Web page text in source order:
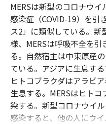
MERSは新型のコロナウ
感染症（COVID-19）を引
ス2」に類似している。新
様、MERSは呼吸不全を
る。自然宿主は中東原産
ている。アジアに生息す
ヒトコブラクダはアラビ
生息する。MERSはヒト
染する。新型コロナウイ
感染すると、他の人にウ